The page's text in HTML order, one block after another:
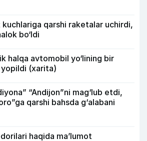
kuchlariga qarshi raketalar uchirdi,
bo‘ldi
halqa avtomobil yo‘lining bir
yopildi (xarita)
“Andijon”ni mag‘lub etdi,
qarshi bahsda g‘alabani
haqida ma’lumot